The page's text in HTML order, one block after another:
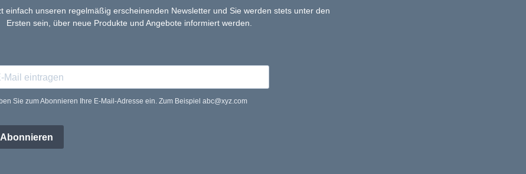
einfach unseren regelmäßig erscheinenden Newsletter und Sie werden stets unter den
Ersten sein, über neue Produkte und Angebote informiert werden.
Sie zum Abonnieren Ihre E-Mail-Adresse ein. Zum Beispiel abc@xyz.com
Abonnieren